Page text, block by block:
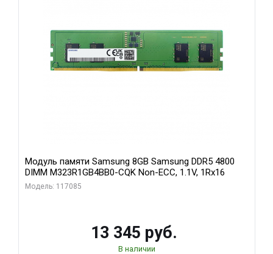
Модуль памяти Samsung 8GB Samsung DDR5 4800
DIMM M323R1GB4BB0-CQK Non-ECC, 1.1V, 1Rx16
Модель: 117085
13 345 руб.
В наличии